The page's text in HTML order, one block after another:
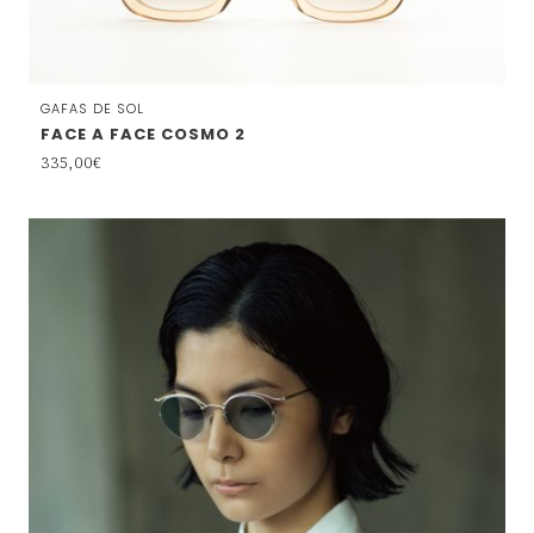
GAFAS DE SOL
FACE A FACE COSMO 2
335,00€